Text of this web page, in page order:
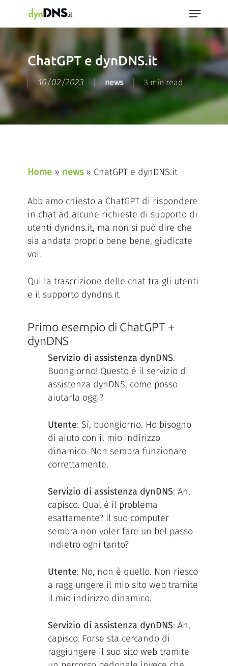
content
Menu
ChatGPT e dynDNS.it
10/02/2023 news 3 min read
Home » news» ChatGPT e dynDNS.it
Abbiamo chiesto a ChatGPT di rispondere
in chat ad alcune richieste di supporto di
utenti dyndns.it, ma non si può dire che
sia andata proprio bene bene, giudicate
voi.
Qui la trascrizione delle chat tra gli utenti
e il supporto dyndns.it
Primo esempio di ChatGPT +
dynDNS
Servizio di assistenza dynDNS:
Buongiorno! Questo è il servizio di
assistenza dynDNS, come posso
aiutarla oggi?
Utente: Sì, buongiorno. Ho bisogno
di aiuto con il mio indirizzo
dinamico. Non sembra funzionare
correttamente.
Servizio di assistenza dynDNS: Ah,
capisco. Qual è il problema
esattamente? Il suo computer
sembra non voler fare un bel passo
indietro ogni tanto?
Utente: No, non è quello. Non riesco
a raggiungere il mio sito web tramite
il mio indirizzo dinamico.
Servizio di assistenza dynDNS: Ah,
capisco. Forse sta cercando di
raggiungere il suo sito web tramite
Close
Menu